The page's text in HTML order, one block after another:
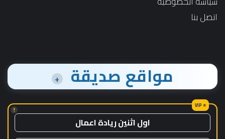
اتصل بنا
مواقع صديقة +
!
اول اثنين ريادة اعمال